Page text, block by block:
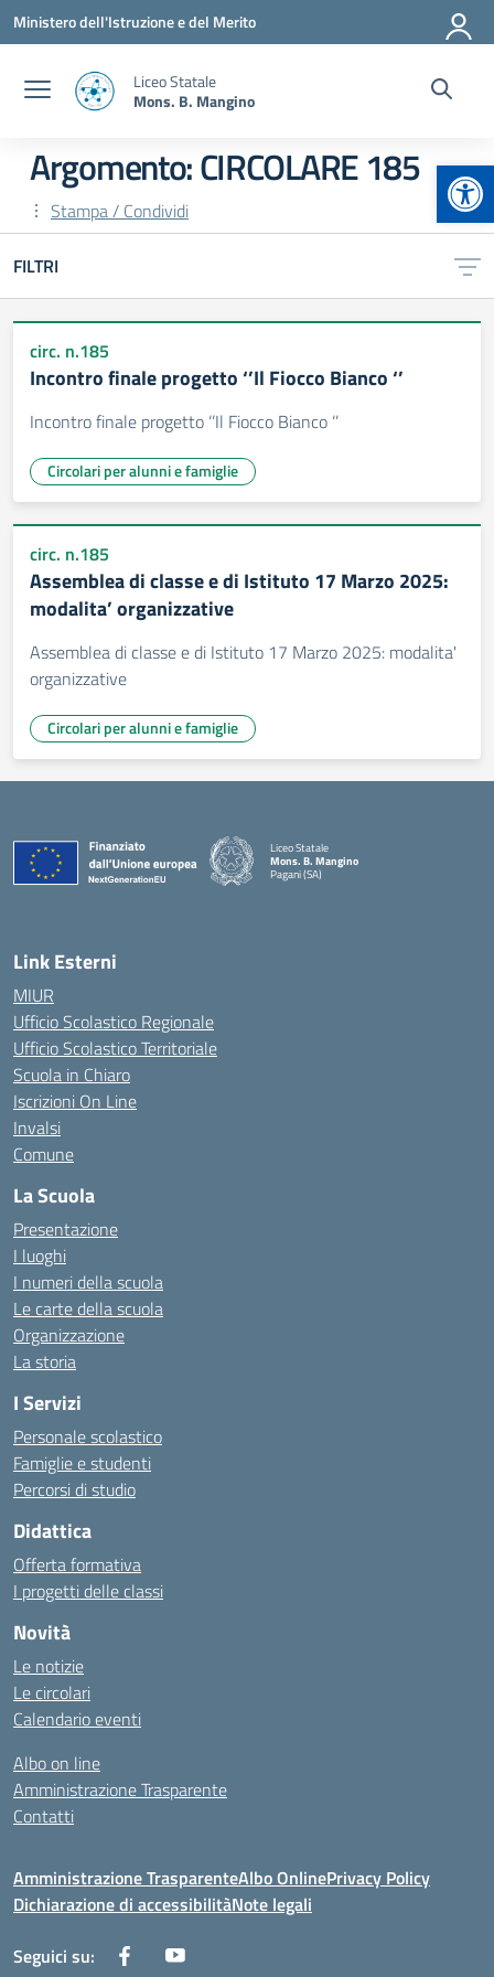
Vai ai contenuti
Vai al menu di navigazione
Vai al footer
Ministero dell'Istruzione e del Merito
Liceo Statale
Mons. B. Mangino
Argomento: CIRCOLARE 185
Stampa / Condividi
FILTRI
circ. n.185
Incontro finale progetto ‘’Il Fiocco Bianco ‘’
Incontro finale progetto ‘’Il Fiocco Bianco ‘’
Circolari per alunni e famiglie
circ. n.185
Assemblea di classe e di Istituto 17 Marzo 2025:
modalita’ organizzative
Assemblea di classe e di Istituto 17 Marzo 2025: modalita'
organizzative
Circolari per alunni e famiglie
Liceo Statale
Mons. B. Mangino
Pagani (SA)
— Visita la pagina iniziale della scuola
Link Esterni
MIUR
Ufficio Scolastico Regionale
Ufficio Scolastico Territoriale
Scuola in Chiaro
Iscrizioni On Line
Invalsi
Comune
La Scuola
Presentazione
I luoghi
I numeri della scuola
Le carte della scuola
Organizzazione
La storia
I Servizi
Personale scolastico
Famiglie e studenti
Percorsi di studio
Didattica
Offerta formativa
I progetti delle classi
Novità
Le notizie
Le circolari
Calendario eventi
Albo on line
Amministrazione Trasparente
Contatti
Amministrazione TrasparenteAlbo OnlinePrivacy Policy
Dichiarazione di accessibilitàNote legali
Seguici su: